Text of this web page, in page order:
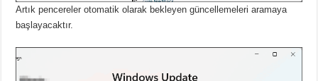
Artık pencereler otomatik olarak bekleyen güncellemeleri aramaya
başlayacaktır.